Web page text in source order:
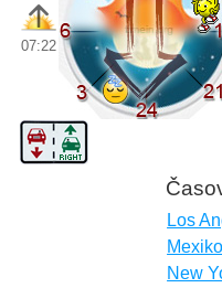
07:22
Los
Mexiko
New